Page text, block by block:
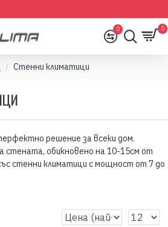
0 0
Стенни климатици
решение за всеки дом.
стената, обикновено на 10-15см от
стенни климатици с мощност от 7 до